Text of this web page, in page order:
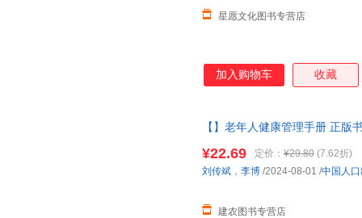
星愿文化图书专营店
加入购物车 收藏
【】老年人健康管理手册 正版
¥22.69 定价： ¥29.80 (7.62折)
建农图书专营店
刘传斌 ， 李博 /2024-08-01 /中国人